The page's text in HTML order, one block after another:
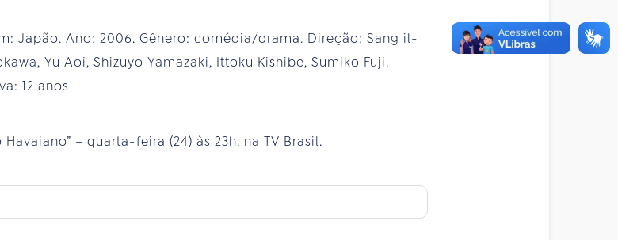
Japão. Ano: 2006. Gênero: comédia/drama. Direção: Sang il-
Yu Aoi, Shizuyo Yamazaki, Ittoku Kishibe, Sumiko Fuji.
12 anos
– quarta-feira (24) às 23h, na TV Brasil.